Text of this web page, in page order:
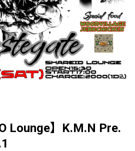
Lounge】K.M.N Pre.